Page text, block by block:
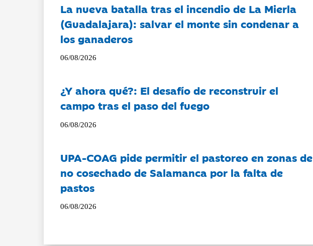
La nueva batalla tras el incendio de La Mierla
(Guadalajara): salvar el monte sin condenar a
los ganaderos
06/08/2026
¿Y ahora qué?: El desafío de reconstruir el
campo tras el paso del fuego
06/08/2026
UPA-COAG pide permitir el pastoreo en zonas de
no cosechado de Salamanca por la falta de
pastos
06/08/2026